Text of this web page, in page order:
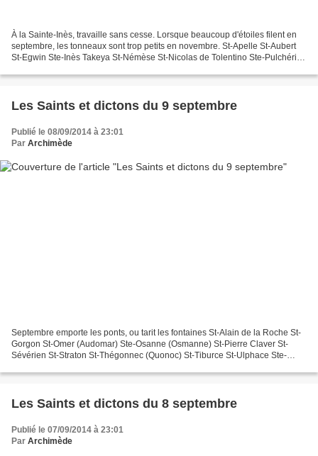
À la Sainte-Inès, travaille sans cesse. Lorsque beaucoup d'étoiles filent en
septembre, les tonneaux sont trop petits en novembre. St-Apelle St-Aubert
St-Egwin Ste-Inès Takeya St-Némèse St-Nicolas de Tolentino Ste-Pulchérie
Les Saints et dictons du 9 septembre
Publié le 08/09/2014 à 23:01
Par Archimède
Septembre emporte les ponts, ou tarit les fontaines St-Alain de la Roche St-
Gorgon St-Omer (Audomar) Ste-Osanne (Osmanne) St-Pierre Claver St-
Sévérien St-Straton St-Thégonnec (Quonoc) St-Tiburce St-Ulphace Ste-
Les Saints et dictons du 8 septembre
Publié le 07/09/2014 à 23:01
Par Archimède